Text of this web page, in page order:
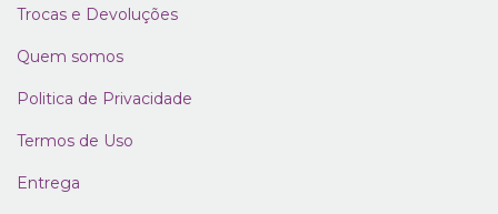
Trocas e Devoluções
Quem somos
Politica de Privacidade
Termos de Uso
Entrega